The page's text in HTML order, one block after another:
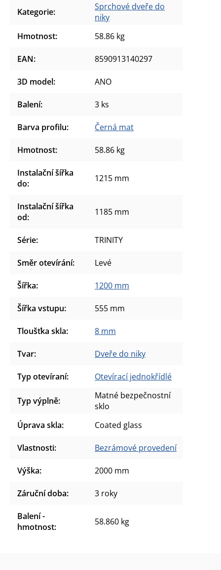
Kategorie:
Sprchové dveře do
niky
Hmotnost: 58.86 kg
EAN: 8590913140297
3D model: ANO
Balení: 3 ks
Barva profilu: Černá mat
Hmotnost: 58.86 kg
Instalační šířka
do: 1215 mm
Instalační šířka
od: 1185 mm
Série: TRINITY
Směr otevírání: Levé
Šířka: 1200 mm
Šířka vstupu: 555 mm
Tloušťka skla: 8 mm
Tvar: Dveře do niky
Typ otevíraní: Otevírací jednokřídlé
Typ výplně:
Matné bezpečnostní
sklo
Úprava skla: Coated glass
Vlastnosti: Bezrámové provedení
Výška: 2000 mm
Záruční doba: 3 roky
Balení -
hmotnost: 58.860 kg